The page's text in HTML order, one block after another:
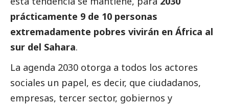
prácticamente 9 de 10 personas
extremadamente pobres vivirán en África al
sur del Sahara.
La agenda 2030 otorga a todos los actores
sociales un papel, es decir, que ciudadanos,
empresas, tercer sector, gobiernos y